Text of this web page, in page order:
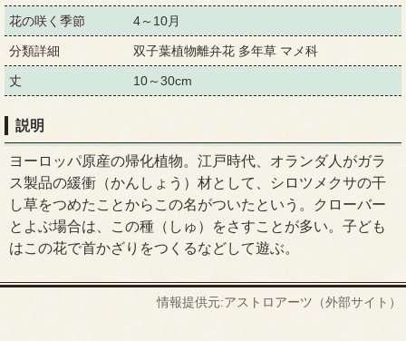
花の咲く季節 4～10月
分類詳細 双子葉植物離弁花 多年草 マメ科
丈 10～30cm
説明
ヨーロッパ原産の帰化植物。江戸時代、オランダ人がガラ
ス製品の緩衝（かんしょう）材として、シロツメクサの干
し草をつめたことからこの名がついたという。クローバー
とよぶ場合は、この種（しゅ）をさすことが多い。子ども
はこの花で首かざりをつくるなどして遊ぶ。
情報提供元:アストロアーツ （外部サイト）